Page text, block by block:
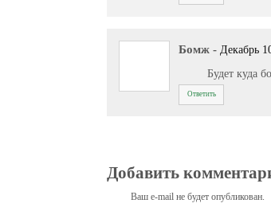
Бомж - Декабрь
Будет куда
Ответить
Добавить
Ваш e-mail не будет опубликован.